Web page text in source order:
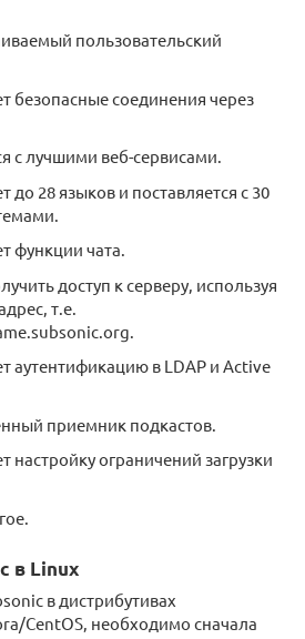
пользовательский
безопасные соединения через
с лучшими веб-сервисами.
до 28 языков и поставляется с 30
функции чата.
доступ к серверу, используя
т.е.
аутентификацию в LDAP и Active
приемник подкастов.
настройку ограничений загрузки
в Linux
в дистрибутивах
CentOS, необходимо сначала